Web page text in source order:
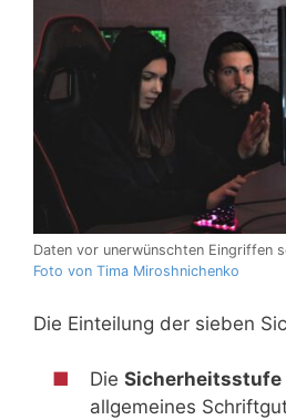
Daten vor unerwünschten Eingriffen
Foto von Tima Miroshnichenko
Die Einteilung der sieben
Die Sicherheitsstufe
allgemeines